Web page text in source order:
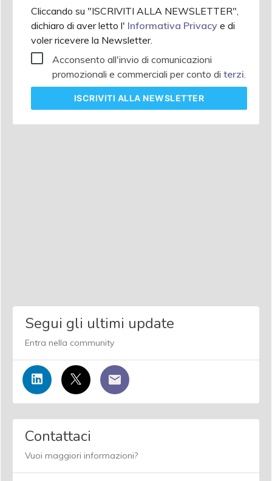
Cliccando su "ISCRIVITI ALLA NEWSLETTER",
dichiaro di aver letto l' Informativa Privacy e di
voler ricevere la Newsletter.
Acconsento all'invio di comunicazioni
promozionali e commerciali per conto di terzi.
ISCRIVITI ALLA NEWSLETTER
Segui gli ultimi update
Entra nella community
Contattaci
Vuoi maggiori informazioni?